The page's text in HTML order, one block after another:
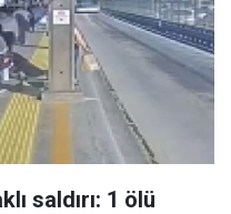
saldırı: 1 ölü